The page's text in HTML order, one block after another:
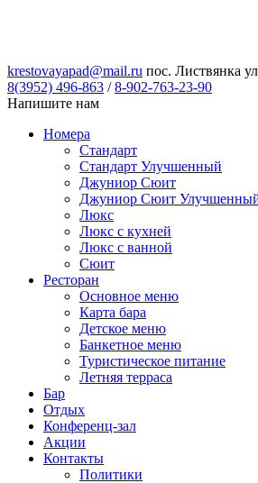
krestovayapad@mail.ru пос. Листвянка
8(3952) 496-863 / 8-902-763-23-90
Напишите нам
Номера
Стандарт
Стандарт Улучшенный
Джуниор Сюит
Джуниор Сюит
Люкс
Люкс с кухней
Люкс с ванной
Сюит
Ресторан
Основное меню
Карта бара
Детское меню
Банкетное меню
Туристическое питание
Летняя терраса
Бар
Отдых
Конференц-зал
Акции
Контакты
Политики